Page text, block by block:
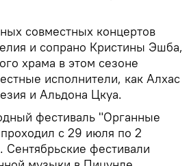
совместных концертов
и сопрано Кристины Эшба,
храма в этом сезоне
исполнители, как Алхас
и Альдона Цкуа.
фестиваль "Органные
с 29 июля по 2
Сентябрьские фестивали